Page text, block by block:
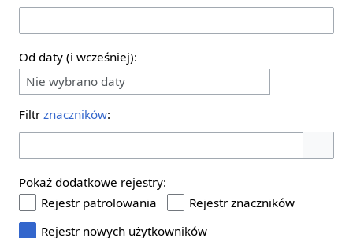
Od daty (i wcześniej):
Nie wybrano daty
Filtr znaczników:
Pokaż dodatkowe rejestry:
Rejestr patrolowania
Rejestr znaczników
Rejestr nowych użytkowników